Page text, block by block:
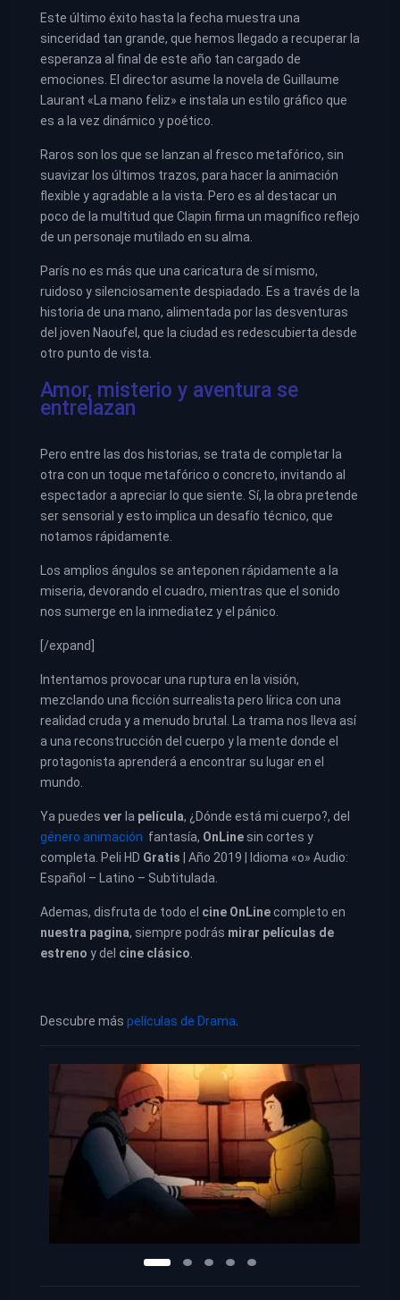
Este último éxito hasta la fecha muestra una
sinceridad tan grande, que hemos llegado a recuperar la
esperanza al final de este año tan cargado de
emociones. El director asume la novela de Guillaume
Laurant «La mano feliz» e instala un estilo gráfico que
es a la vez dinámico y poético.
Raros son los que se lanzan al fresco metafórico, sin
suavizar los últimos trazos, para hacer la animación
flexible y agradable a la vista. Pero es al destacar un
poco de la multitud que Clapin firma un magnífico reflejo
de un personaje mutilado en su alma.
París no es más que una caricatura de sí mismo,
ruidoso y silenciosamente despiadado. Es a través de la
historia de una mano, alimentada por las desventuras
del joven Naoufel, que la ciudad es redescubierta desde
otro punto de vista.
Amor, misterio y aventura se
entrelazan
Pero entre las dos historias, se trata de completar la
otra con un toque metafórico o concreto, invitando al
espectador a apreciar lo que siente. Sí, la obra pretende
ser sensorial y esto implica un desafío técnico, que
notamos rápidamente.
Los amplios ángulos se anteponen rápidamente a la
miseria, devorando el cuadro, mientras que el sonido
nos sumerge en la inmediatez y el pánico.
[/expand]
Intentamos provocar una ruptura en la visión,
mezclando una ficción surrealista pero lírica con una
realidad cruda y a menudo brutal. La trama nos lleva así
a una reconstrucción del cuerpo y la mente donde el
protagonista aprenderá a encontrar su lugar en el
mundo.
Ya puedes ver la película, ¿Dónde está mi cuerpo?, del
género animación fantasía, OnLine sin cortes y
completa. Peli HD Gratis | Año 2019 | Idioma «o» Audio:
Español – Latino – Subtitulada.
Ademas, disfruta de todo el cine OnLinecompleto en
nuestra pagina, siempre podrás mirar películas de
estreno y del cine clásico
Descubre más películas de Drama